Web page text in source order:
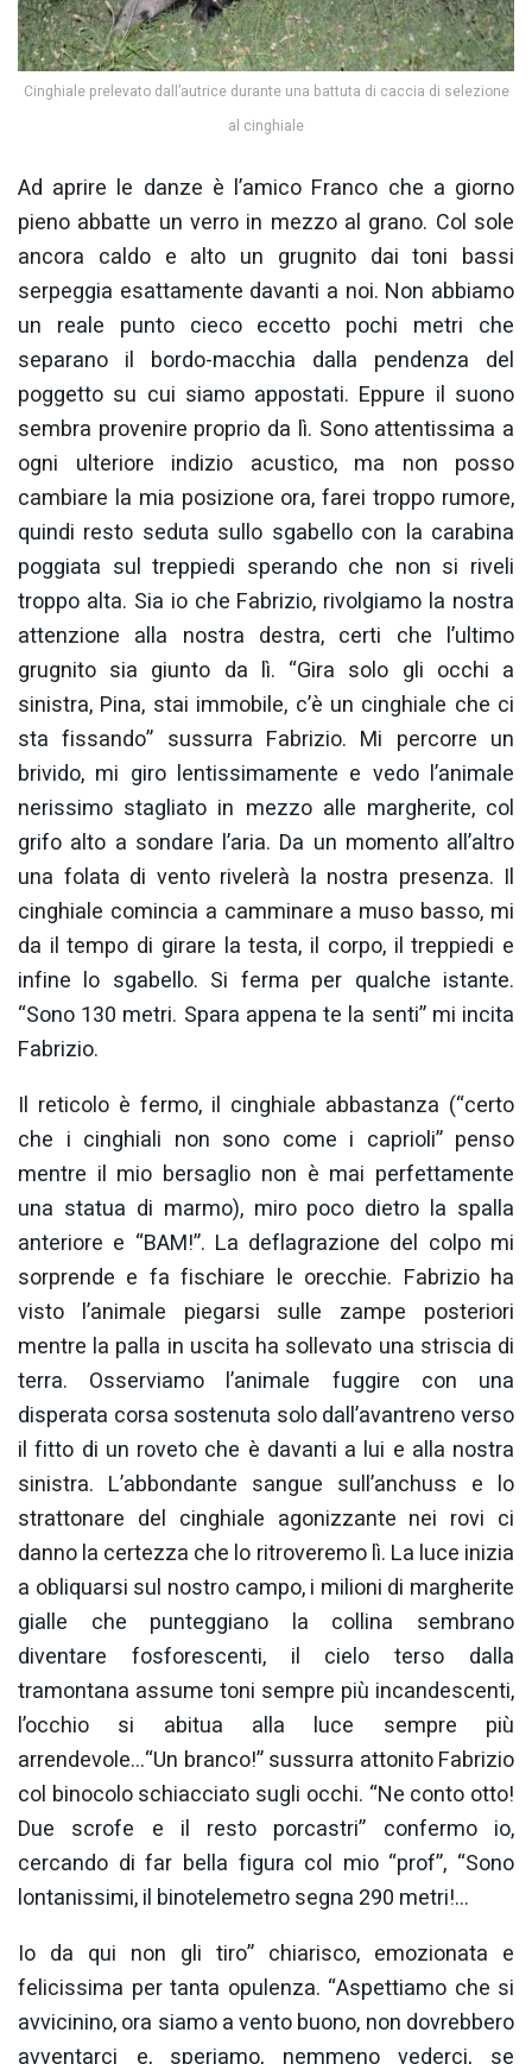
Cinghiale prelevato dall’autrice durante una battuta di caccia di selezione
al cinghiale
Ad aprire le danze è l’amico Franco che a giorno
pieno abbatte un verro in mezzo al grano. Col sole
ancora caldo e alto un grugnito dai toni bassi
serpeggia esattamente davanti a noi. Non abbiamo
un reale punto cieco eccetto pochi metri che
separano il bordo-macchia dalla pendenza del
poggetto su cui siamo appostati. Eppure il suono
sembra provenire proprio da lì. Sono attentissima a
ogni ulteriore indizio acustico, ma non posso
cambiare la mia posizione ora, farei troppo rumore,
quindi resto seduta sullo sgabello con la carabina
poggiata sul treppiedi sperando che non si riveli
troppo alta. Sia io che Fabrizio, rivolgiamo la nostra
attenzione alla nostra destra, certi che l’ultimo
grugnito sia giunto da lì. “Gira solo gli occhi a
sinistra, Pina, stai immobile, c’è un cinghiale che ci
sta fissando” sussurra Fabrizio. Mi percorre un
brivido, mi giro lentissimamente e vedo l’animale
nerissimo stagliato in mezzo alle margherite, col
grifo alto a sondare l’aria. Da un momento all’altro
una folata di vento rivelerà la nostra presenza. Il
cinghiale comincia a camminare a muso basso, mi
da il tempo di girare la testa, il corpo, il treppiedi e
infine lo sgabello. Si ferma per qualche istante.
“Sono 130 metri. Spara appena te la senti” mi incita
Fabrizio.
Il reticolo è fermo, il cinghiale abbastanza (“certo
che i cinghiali non sono come i caprioli” penso
mentre il mio bersaglio non è mai perfettamente
una statua di marmo), miro poco dietro la spalla
anteriore e “BAM!”. La deflagrazione del colpo mi
sorprende e fa fischiare le orecchie. Fabrizio ha
visto l’animale piegarsi sulle zampe posteriori
mentre la palla in uscita ha sollevato una striscia di
terra. Osserviamo l’animale fuggire con una
disperata corsa sostenuta solo dall’avantreno verso
il fitto di un roveto che è davanti a lui e alla nostra
sinistra. L’abbondante sangue sull’anchuss e lo
strattonare del cinghiale agonizzante nei rovi ci
danno la certezza che lo ritroveremo lì. La luce inizia
a obliquarsi sul nostro campo, i milioni di margherite
gialle che punteggiano la collina sembrano
diventare fosforescenti, il cielo terso dalla
tramontana assume toni sempre più incandescenti,
l’occhio si abitua alla luce sempre più
arrendevole…“Un branco!” sussurra attonito Fabrizio
col binocolo schiacciato sugli occhi. “Ne conto otto!
Due scrofe e il resto porcastri” confermo io,
cercando di far bella figura col mio “prof”, “Sono
lontanissimi, il binotelemetro segna 290 metri!…
Io da qui non gli tiro” chiarisco, emozionata e
felicissima per tanta opulenza. “Aspettiamo che si
avvicinino, ora siamo a vento buono, non dovrebbero
avventarci e, speriamo, nemmeno vederci, se